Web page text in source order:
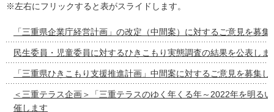
※左右にフリックすると表がスライドします。
「三重県企業庁経営計画」の改定（中間案）に対するご意見を募集
民生委員・児童委員に対するひきこもり実態調査の結果を公表しま
「三重県ひきこもり支援推進計画」中間案に対するご意見を募集し
＜三重テラス企画＞「三重テラスのゆく年くる年～2022年を明る
催します